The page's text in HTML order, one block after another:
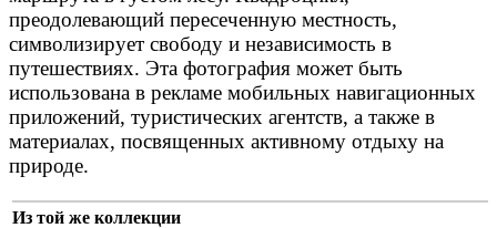
преодолевающий пересеченную местность,
символизирует свободу и независимость в
путешествиях. Эта фотография может быть
использована в рекламе мобильных навигационных
приложений, туристических агентств, а также в
материалах, посвященных активному отдыху на
природе.
Из той же коллекции